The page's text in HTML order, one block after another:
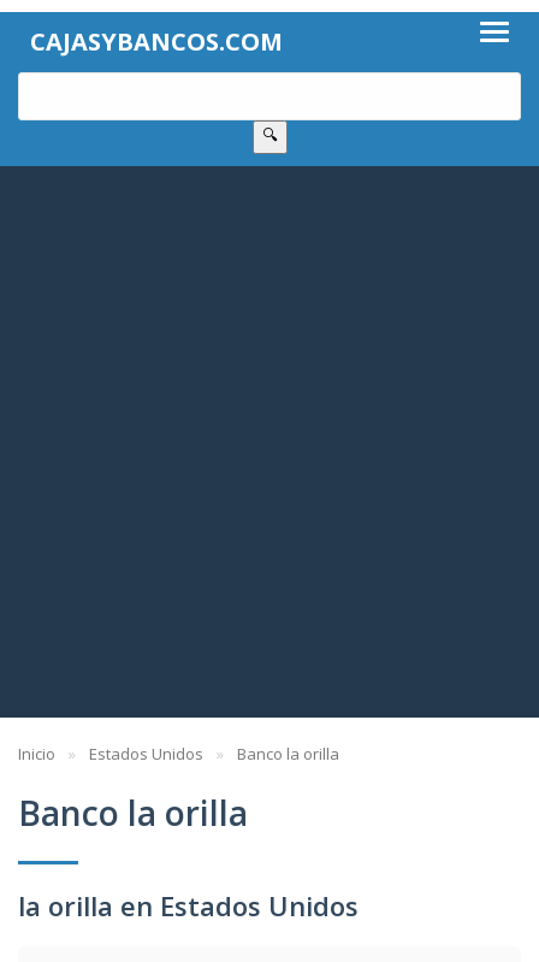
CAJASYBANCOS.COM
🔍
Inicio Estados Unidos Banco la orilla
Banco la orilla
la orilla en Estados Unidos